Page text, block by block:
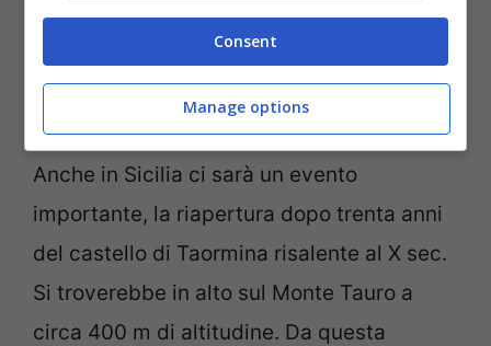
servisse alla difesa di questa zona della
Sardegna. Troveranno casematte,
fortificazioni e tanto altro.
Anche in Sicilia ci sarà un evento
importante, la riapertura dopo trenta anni
del castello di Taormina risalente al X sec.
Si troverebbe in alto sul Monte Tauro a
circa 400 m di altitudine. Da questa
Consent
Manage options